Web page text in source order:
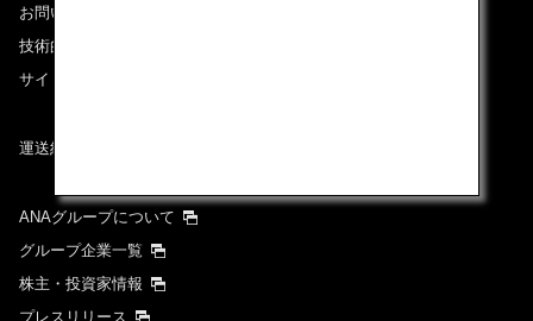
お問い合わせ
技術的なお問い合わせ（推奨環境）
サイトマップ
運送約款
ANAグループについて
グループ企業一覧
株主・投資家情報
プレスリリース